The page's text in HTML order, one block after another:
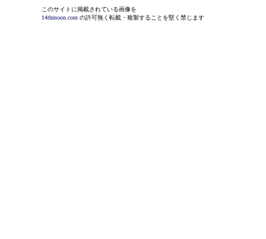
このサイトに掲載されている画像を
14thmoon.com の許可無く転載・複製することを堅く禁じます